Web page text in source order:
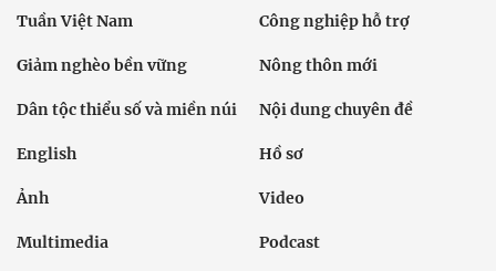
Tuần Việt Nam Công nghiệp hỗ trợ
Giảm nghèo bền vững Nông thôn mới
Dân tộc thiểu số và miền núi Nội dung chuyên đề
English Hồ sơ
Ảnh Video
Multimedia Podcast